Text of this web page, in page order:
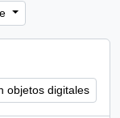
objetos digitales